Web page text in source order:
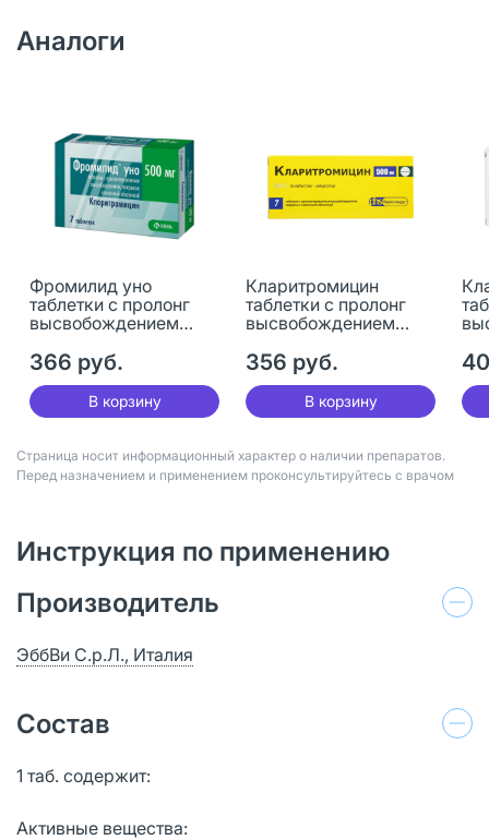
Аналоги
Фромилид уно
таблетки с пролонг
высвобождением
мг 7 шт
366 руб.
В корзину
Кларитромицин
таблетки с пролонг
высвобождением
мг 7 шт
356 руб.
В корзину
мг
Страница носит информационный характер о наличии препаратов.
Перед назначением и применением проконсультируйтесь с врачом
Инструкция по применению
Производитель
ЭббВи С.р.Л., Италия
Состав
1 таб. содержит:
Активные вещества: